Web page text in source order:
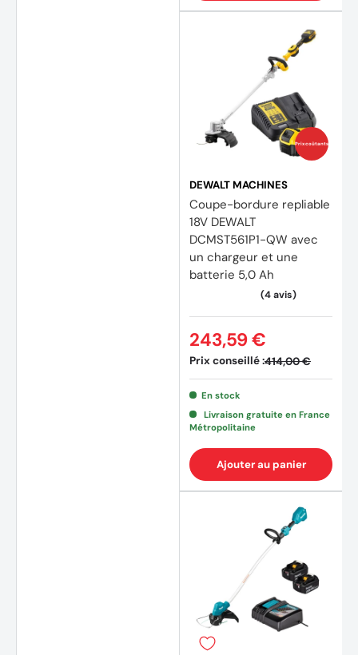
Prix coûtants
DEWALT MACHINES
Coupe-bordure repliable
18V DEWALT
DCMST561P1-QW avec
un chargeur et une
batterie 5,0 Ah
Prix conseillé :414,00 €
243,59 €
En stock
Livraison gratuite en France
Métropolitaine
Ajouter au panier